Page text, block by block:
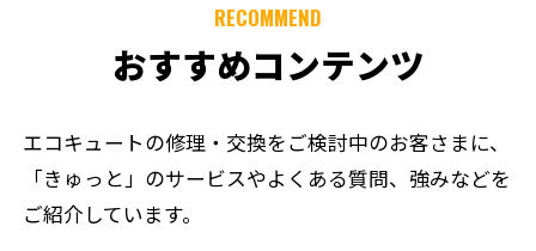
RECOMMEND
おすすめコンテンツ
エコキュートの修理・交換をご検討中のお客さまに、
「きゅっと」のサービスやよくある質問、強みなどを
ご紹介しています。